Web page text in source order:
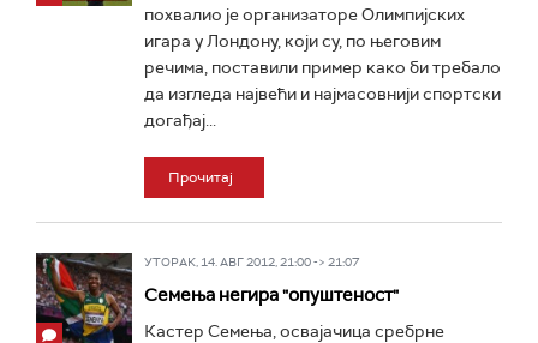
похвалио је организаторе Олимпијских
игара у Лондону, који су, по његовим
речима, поставили пример како би требало
да изгледа највећи и најмасовнији спортски
догађај...
Прочитај
УТОРАК, 14. АВГ 2012, 21:00 -> 21:07
Семења негира "опуштеност"
Кастер Семења, освајачица сребрне